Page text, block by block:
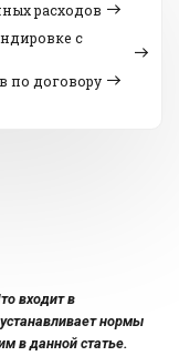
расходов
с
по договору
входит в
нормы
в данной статье.